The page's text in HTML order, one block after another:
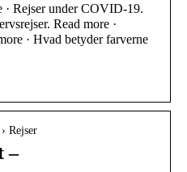
· Rejser under COVID-19.
Read more ·
· Hvad betyder farverne
Rejser
–